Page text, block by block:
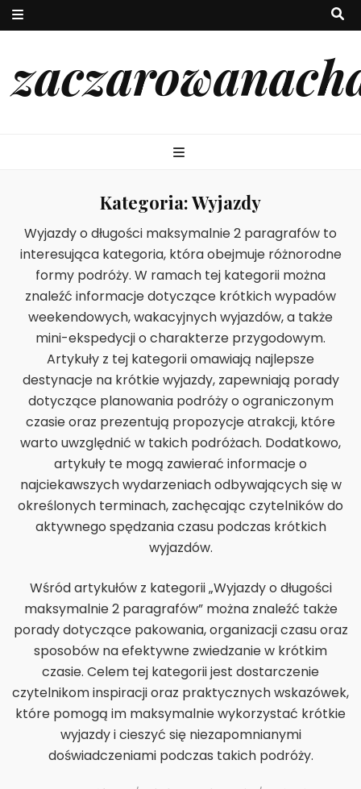
Kategoria:Wyjazdy
Wyjazdy o długości maksymalnie 2 paragrafów to
interesująca kategoria, która obejmuje różnorodne
formy podróży. W ramach tej kategorii można
znaleźć informacje dotyczące krótkich wypadów
weekendowych, wakacyjnych wyjazdów, a także
mini-ekspedycji o charakterze przygodowym.
Artykuły z tej kategorii omawiają najlepsze
destynacje na krótkie wyjazdy, zapewniają porady
dotyczące planowania podróży o ograniczonym
czasie oraz prezentują propozycje atrakcji, które
warto uwzględnić w takich podróżach. Dodatkowo,
artykuły te mogą zawierać informacje o
najciekawszych wydarzeniach odbywających się w
określonych terminach, zachęcając czytelników do
aktywnego spędzania czasu podczas krótkich
wyjazdów.
Wśród artykułów z kategorii „Wyjazdy o długości
maksymalnie 2 paragrafów” można znaleźć także
porady dotyczące pakowania, organizacji czasu oraz
sposobów na efektywne zwiedzanie w krótkim
czasie. Celem tej kategorii jest dostarczenie
czytelnikom inspiracji oraz praktycznych wskazówek,
które pomogą im maksymalnie wykorzystać krótkie
wyjazdy i cieszyć się niezapomnianymi
doświadczeniami podczas takich podróży.